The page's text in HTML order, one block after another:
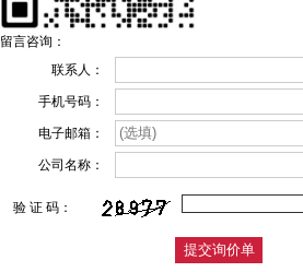
留言咨询：
联系人：
手机号码：
电子邮箱：
公司名称：
验 证 码：